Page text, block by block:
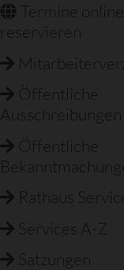
Termine online
reservieren
Öffentliche
Ausschreibungen
Öffentliche
Rathaus
Services A-Z
Satzungen